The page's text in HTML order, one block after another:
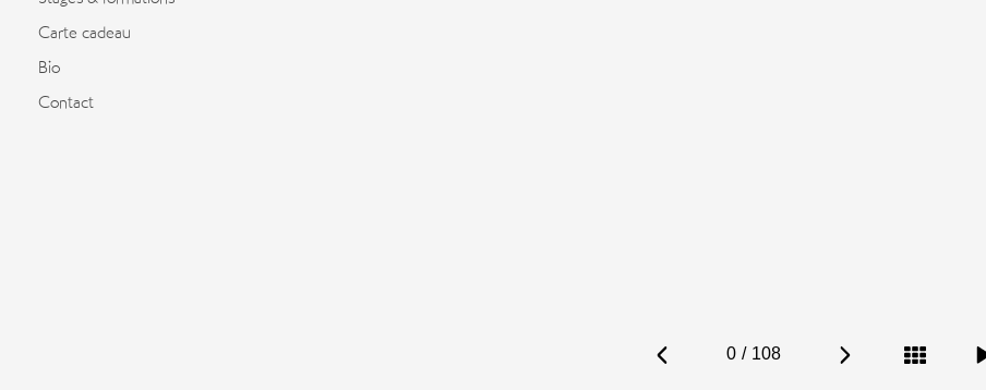
Carte cadeau
Bio
Contact
0 / 108